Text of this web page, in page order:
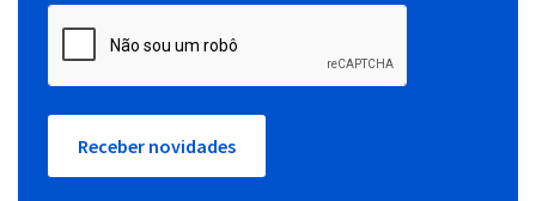
Receber novidades